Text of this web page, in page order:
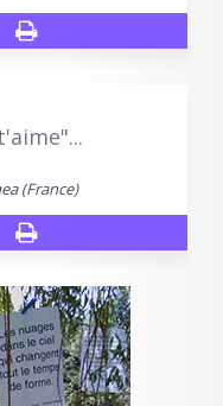
(France)